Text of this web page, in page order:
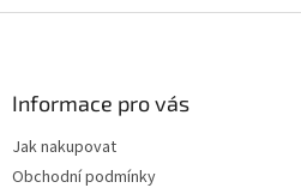
Informace pro vás
Jak nakupovat
Obchodní podmínky